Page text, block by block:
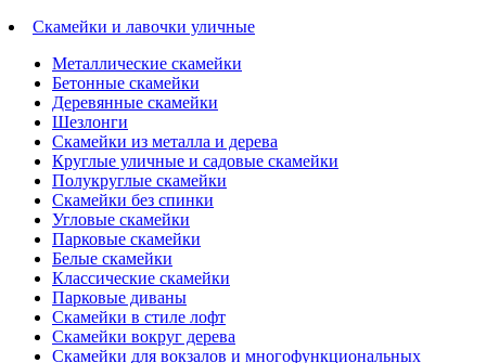
Скамейки и лавочки уличные
Металлические скамейки
Бетонные скамейки
Деревянные скамейки
Шезлонги
Скамейки из металла и дерева
Круглые уличные и садовые скамейки
Полукруглые скамейки
Скамейки без спинки
Угловые скамейки
Парковые скамейки
Белые скамейки
Классические скамейки
Парковые диваны
Скамейки в стиле лофт
Скамейки вокруг дерева
Скамейки для вокзалов и многофункциональных